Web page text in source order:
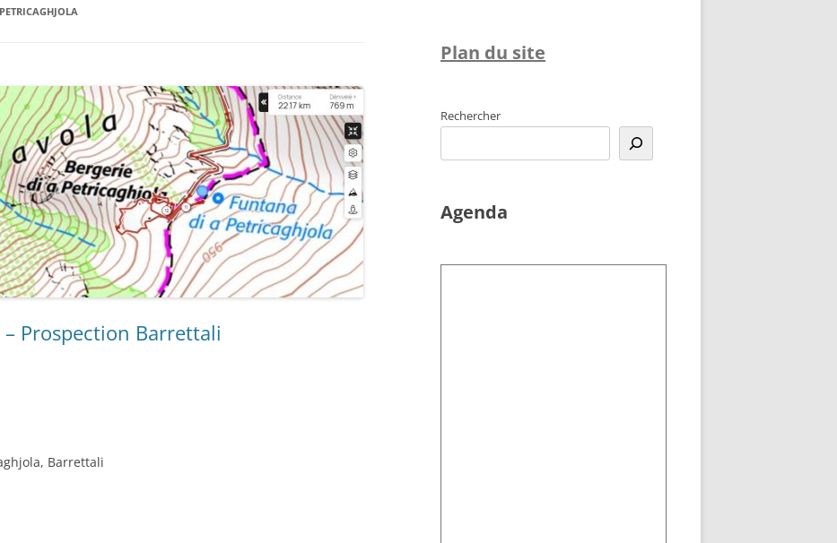
Prospection Barrettali
Barrettali
Plan du site
Rechercher
Agenda